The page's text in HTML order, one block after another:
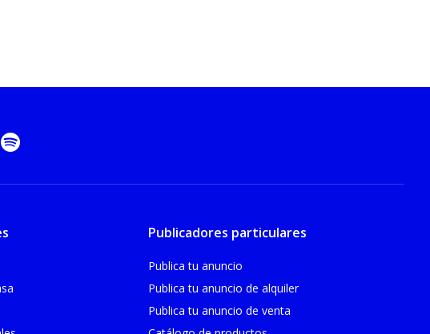
Publicadores particulares
Publica tu anuncio
Publica tu anuncio de alquiler
Publica tu anuncio de venta